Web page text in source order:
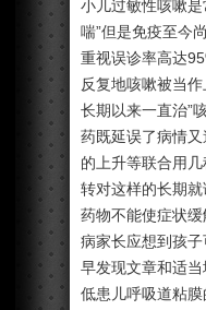
小儿过敏性咳嗽
喘”但是免疫至今
重视误诊率高达
反复地咳嗽被当
长期以来一直治”
药既延误了病情
的上升等联合用
转对这样的长期
药物不能使症状
病家长应想到孩
早发现文章和适
低患儿呼吸道粘